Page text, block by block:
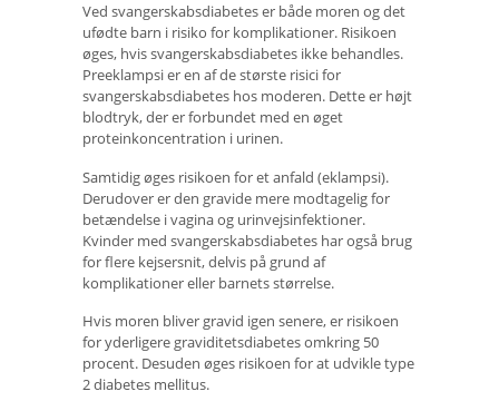
Ved svangerskabsdiabetes er både moren og det
ufødte barn i risiko for komplikationer. Risikoen
øges, hvis svangerskabsdiabetes ikke behandles.
Preeklampsi er en af ​​de største risici for
svangerskabsdiabetes hos moderen. Dette er højt
blodtryk, der er forbundet med en øget
proteinkoncentration i urinen.
Samtidig øges risikoen for et anfald (eklampsi).
Derudover er den gravide mere modtagelig for
betændelse i vagina og urinvejsinfektioner.
Kvinder med svangerskabsdiabetes har også brug
for flere kejsersnit, delvis på grund af
komplikationer eller barnets størrelse.
Hvis moren bliver gravid igen senere, er risikoen
for yderligere graviditetsdiabetes omkring 50
procent. Desuden øges risikoen for at udvikle type
2 diabetes mellitus.